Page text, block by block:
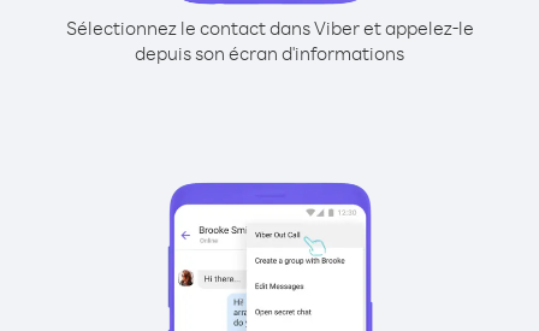
Sélectionnez le contact dans Viber et appelez-le
depuis son écran d'informations